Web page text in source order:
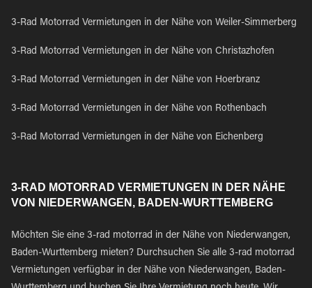
3-Rad Motorrad Vermietungen in der Nähe von Weiler-Simmerberg
3-Rad Motorrad Vermietungen in der Nähe von Christazhofen
3-Rad Motorrad Vermietungen in der Nähe von Hoerbranz
3-Rad Motorrad Vermietungen in der Nähe von Rothenbach
3-Rad Motorrad Vermietungen in der Nähe von Eichenberg
3-RAD MOTORRAD VERMIETUNGEN IN DER NÄHE
VON NIEDERWANGEN, BADEN-WURTTEMBERG
Möchten Sie eine 3-rad motorrad in der Nähe von Niederwangen,
Baden-Wurttemberg mieten? Durchsuchen Sie alle 3-rad motorrad
Vermietungen verfügbar in der Nähe von Niederwangen, Baden-